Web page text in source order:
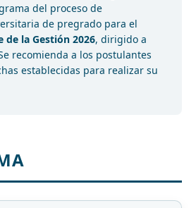
del proceso de
de pregrado para el
de la Gestión 2026, dirigido a
recomienda a los postulantes
establecidas para realizar su